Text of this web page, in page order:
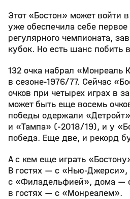
Этот «Бостон» может войти
уже обеспечила себе первое
регулярного чемпионата,
кубок. Но есть шанс побить
132 очка набрал «Монреаль
в сезоне-1976/77. Сейчас
очков при четырех играх в
может быть еще восемь
победы одержали
и «Тампа» (-2018/19), и у
победа. Еще две, и рекорд
А с кем еще играть
В гостях — с «Нью-
с «Филадельфией», дома —
в гостях — с «Монреалем».